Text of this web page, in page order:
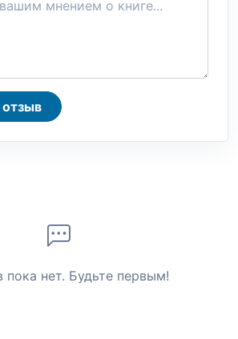
Отправить отзыв
пока нет. Будьте первым!